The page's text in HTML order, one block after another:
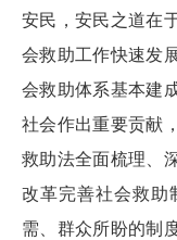
安民，安民之道在
会救助工作快速发
会救助体系基本建
社会作出重要贡献
救助法全面梳理、
改革完善社会救助
需、群众所盼的制